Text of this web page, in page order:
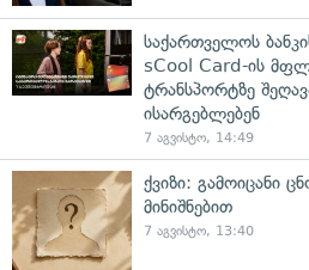
საქართველოს
sCool Card-ის
ტრანსპორტზე
ისარგებლებენ
7 აგვისტო, 14:49
ქვიზი: გამოიცანი
მინიშნებით
7 აგვისტო, 13:40